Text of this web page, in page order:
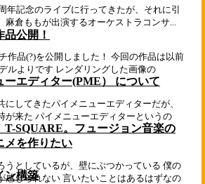
年記念のライブに行ってきたが、それに引
麻倉ももが出演するオーケストラコンサ...
品公開！
作品(?)を公開しました！ 今回の作品は以前
ルよりです レンダリングした画像の
ーエディター(PME） について
にしてきたパイメニューエディターだが、
が来た パイメニューエディターというの
T-SQUARE。フュージョン音楽の
メを作りたい
うとしているが、壁にぶつかっている 僕の
感じられない 言いたいことはあるはずなの
ン構築